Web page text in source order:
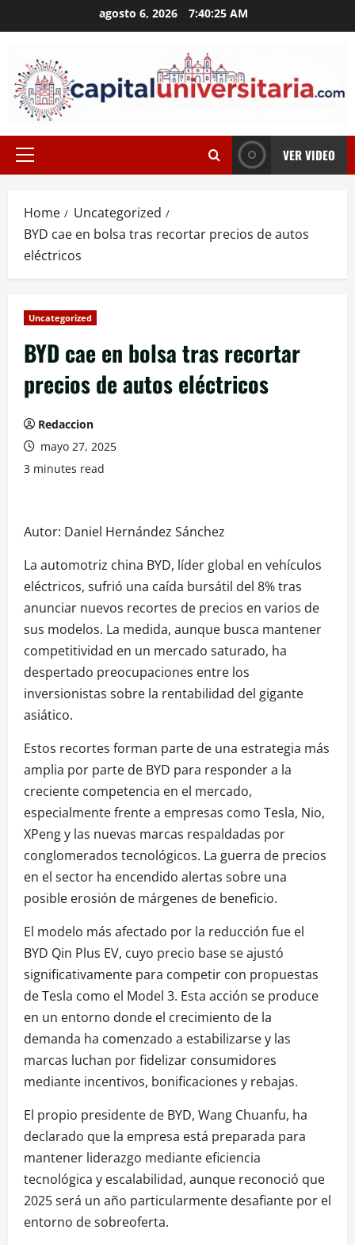
to
agosto 6, 2026 7:40:25 AM
Primary
VER VIDEO
Home
Uncategorized
BYD cae en bolsa tras recortar precios de autos
eléctricos
Uncategorized
BYD cae en bolsa tras recortar
precios de autos eléctricos
Redaccion
mayo 27, 2025
3 minutes read
Autor: Daniel Hernández Sánchez
La automotriz china BYD, líder global en vehículos
eléctricos, sufrió una caída bursátil del 8% tras
anunciar nuevos recortes de precios en varios de
sus modelos. La medida, aunque busca mantener
competitividad en un mercado saturado, ha
despertado preocupaciones entre los
inversionistas sobre la rentabilidad del gigante
asiático.
Estos recortes forman parte de una estrategia más
amplia por parte de BYD para responder a la
creciente competencia en el mercado,
especialmente frente a empresas como Tesla, Nio,
XPeng y las nuevas marcas respaldadas por
conglomerados tecnológicos. La guerra de precios
en el sector ha encendido alertas sobre una
posible erosión de márgenes de beneficio.
El modelo más afectado por la reducción fue el
BYD Qin Plus EV, cuyo precio base se ajustó
significativamente para competir con propuestas
de Tesla como el Model 3. Esta acción se produce
en un entorno donde el crecimiento de la
demanda ha comenzado a estabilizarse y las
marcas luchan por fidelizar consumidores
mediante incentivos, bonificaciones y rebajas.
El propio presidente de BYD, Wang Chuanfu, ha
declarado que la empresa está preparada para
mantener liderazgo mediante eficiencia
tecnológica y escalabilidad, aunque reconoció que
2025 será un año particularmente desafiante por el
entorno de sobreoferta.